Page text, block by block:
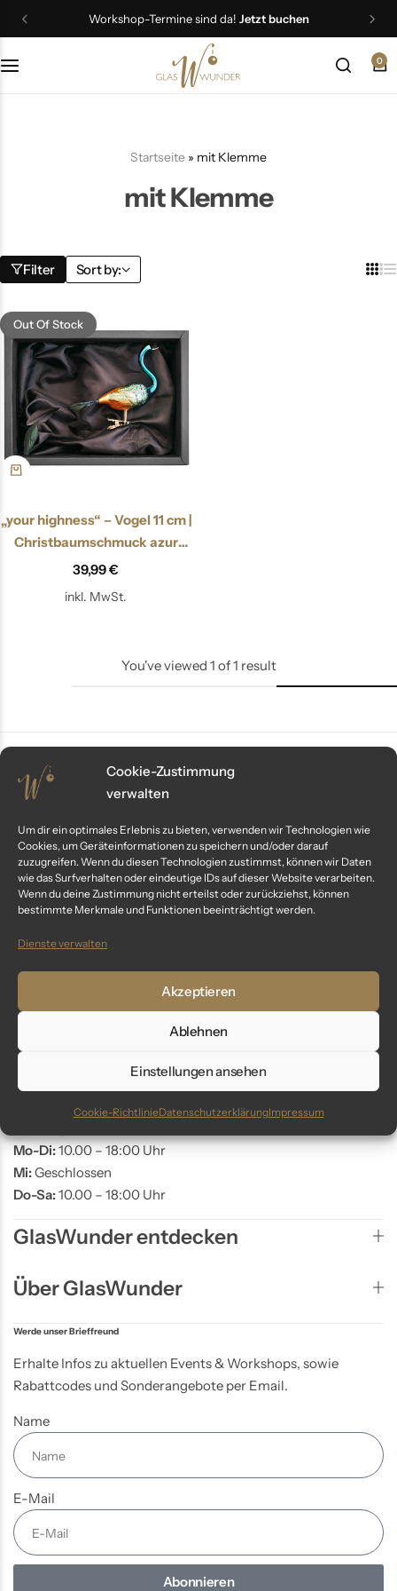
Cookie-Zustimmung
verwalten
Um dir ein optimales Erlebnis zu bieten, verwenden wir Technologien wie
Cookies, um Geräteinformationen zu speichern und/oder darauf
zuzugreifen. Wenn du diesen Technologien zustimmst, können wir Daten
wie das Surfverhalten oder eindeutige IDs auf dieser Website verarbeiten.
Wenn du deine Zustimmung nicht erteilst oder zurückziehst, können
bestimmte Merkmale und Funktionen beeinträchtigt werden.
Dienste verwalten
Akzeptieren
Ablehnen
Einstellungen ansehen
Cookie-RichtlinieDatenschutzerklärungImpressum
Workshop-Termine sind da! Jetzt buchen
0
Startseite » mit Klemme
mit Klemme
Filter Sort by:
Out Of Stock
„your highness“ – Vogel 11 cm |
Christbaumschmuck azur
blau
39,99€
inkl. MwSt.
You've viewed 1 of1 result
Kundenservice
Fragen? Wir sind für dich da:
Telefon: +49 9561 401 34 90
Email: info@glaswunder.eu
Vertrag widerrufen
Store Coburg
Adresse:
96450 Coburg
Mo-Di:10.00 – 18:00 Uhr
Mi:Geschlossen
Do-Sa:10.00 – 18:00 Uhr
GlasWunder entdecken
Über GlasWunder
Werde unser Brieffreund
Erhalte Infos zu aktuellen Events & Workshops, sowie
Rabattcodes und Sonderangebote per Email.
Name
E-Mail
Abonnieren